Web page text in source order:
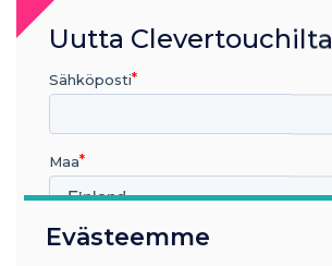
LUE SEURAAVA
Evästeemme
Uutta Clevertouchilta
Sähköposti
Maa
Millä toimialalla työskentelet